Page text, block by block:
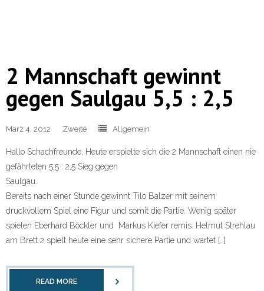
2 Mannschaft gewinnt
gegen Saulgau 5,5 : 2,5
März 4, 2012 Zweite Allgemein
Hallo Schachfreunde, Heute erspielte sich die 2 Mannschaft einen nie
gefährteten 5,5 : 2,5 Sieg gegen
Saulgau.
Bereits nach einer Stunde gewinnt Tilo Balzer mit seinem
druckvollem Spiel eine Figur und somit die Partie. Wenig später
spielen Eberhard Böckler und Markus Kiefer remis. Helmut Strehlau
am Brett 2 spielt heute eine sehr sichere Partie und wartet […]
READ MORE